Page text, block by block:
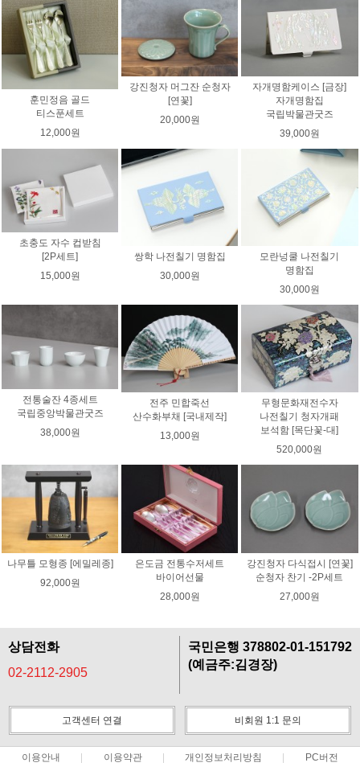
훈민정음 골드
티스푼세트
12,000원
강진청자 머그잔 순청자
[연꽃]
20,000원
자개명함케이스 [금장]
자개명함집
국립박물관굿즈
39,000원
초충도 자수 컵받침
[2P세트]
15,000원
쌍학 나전칠기 명함집
30,000원
모란넝쿨 나전칠기
명함집
30,000원
전통술잔 4종세트
국립중앙박물관굿즈
38,000원
전주 민합죽선
산수화부채 [국내제작]
13,000원
무형문화재전수자
나전칠기 청자개패
보석함 [목단꽃-대]
520,000원
나무틀 모형종 [에밀레종]
92,000원
은도금 전통수저세트
바이어선물
28,000원
강진청자 다식접시 [연꽃]
순청자 찬기 -2P세트
27,000원
상담전화
02-2112-2905
국민은행 378802-01-151792
(예금주:김경장)
고객센터 연결 비회원 1:1 문의
이용안내 이용약관 개인정보처리방침 PC버전